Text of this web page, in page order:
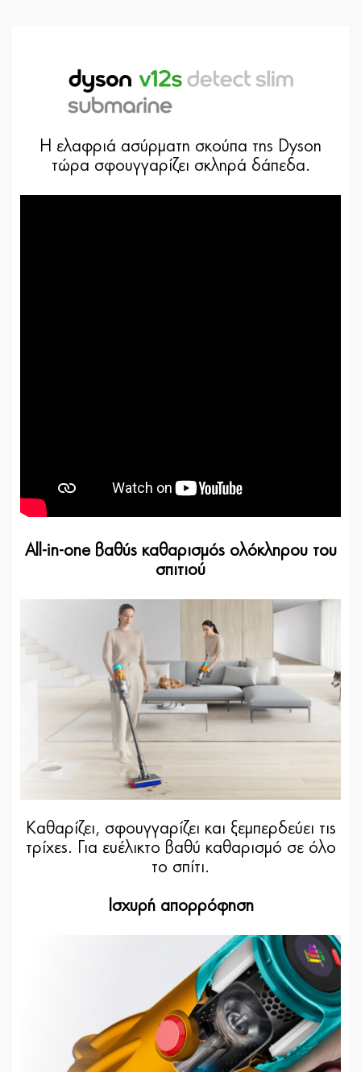
Η ελαφριά ασύρματη σκούπα της Dyson
τώρα σφουγγαρίζει σκληρά δάπεδα.
All-in-one βαθύς καθαρισμός ολόκληρου του
σπιτιού
Καθαρίζει, σφουγγαρίζει και ξεμπερδεύει τις
τρίχες. Για ευέλικτο βαθύ καθαρισμό σε όλο
το σπίτι.
Ισχυρή απορρόφηση